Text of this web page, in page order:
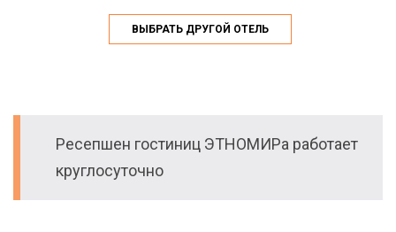
ВЫБРАТЬ ДРУГОЙ ОТЕЛЬ
Ресепшен гостиниц ЭТНОМИРа работает
круглосуточно